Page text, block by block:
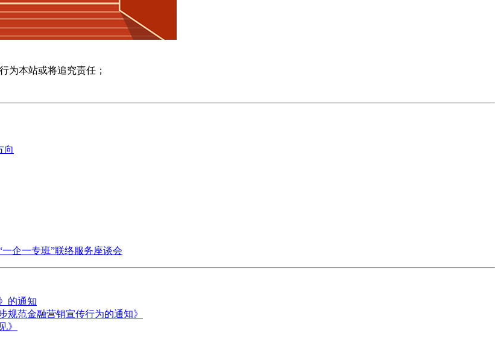
为本站或将追究责任；
向
企一专班”联络服务座谈会
的通知
规范金融营销宣传行为的通知》
》